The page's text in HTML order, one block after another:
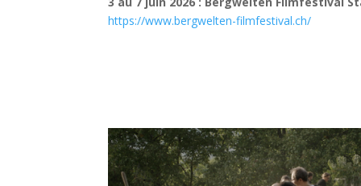
https://www.bergwelten-filmfestival.ch/